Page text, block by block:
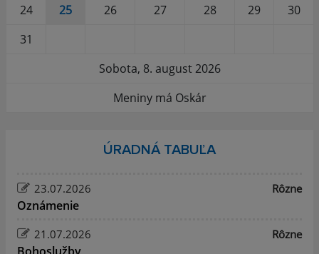
24
25 26 27 28 29
30
31
Sobota, 8. august 2026
Meniny má Oskár
ÚRADNÁ TABUĽA
23.07.2026 Rôzne
Oznámenie
21.07.2026 Rôzne